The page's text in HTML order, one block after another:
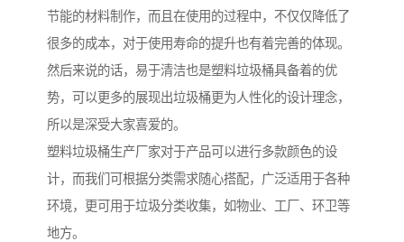
节能的材料制作，而且在使用的过程中，不仅仅降低了
很多的成本，对于使用寿命的提升也有着完善的体现。
然后来说的话，易于清洁也是塑料垃圾桶具备着的优
势，可以更多的展现出垃圾桶更为人性化的设计理念，
所以是深受大家喜爱的。
塑料垃圾桶生产厂家对于产品可以进行多款颜色的设
计，而我们可根据分类需求随心搭配，广泛适用于各种
环境，更可用于垃圾分类收集，如物业、工厂、环卫等
地方。